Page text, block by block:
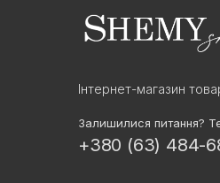
Інтернет-магазин
Залишилися питання?
+380 (63) 484-